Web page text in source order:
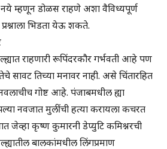
नये म्हणून डोळस राहणे अशा वैविध्यपूर्ण
प्रश्नाला भिडता येऊ शकते.
राहणारी रूपिंदरकौर गर्भवती आहे पण
सावट तिच्या मनावर नाही. असे चिंतारहित
गोष्ट आहे. पंजाबमधील ह्या
नवजात मुलींची हत्या करायला कचरत
जेव्हा कृष्ण कुमारनी डेप्युटि कमिश्नरची
बालकांमधील लिंगप्रमाण